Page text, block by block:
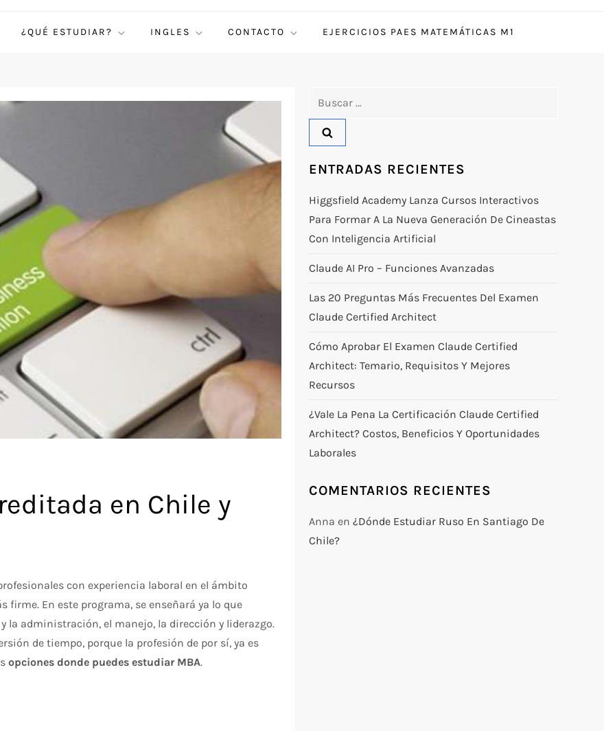
¿QUÉ ESTUDIAR? INGLES CONTACTO EJERCICIOS PAES MATEMÁTICAS M1
en Chile y
con experiencia laboral en el ámbito
firme. En este programa, se enseñará ya lo que
la administración, el manejo, la dirección y liderazgo.
de tiempo, porque la profesión de por sí, ya es
opciones donde puedes estudiar MBA.
ENTRADAS RECIENTES
Higgsfield Academy Lanza Cursos Interactivos
Para Formar A La Nueva Generación De Cineastas
Con Inteligencia Artificial
Claude AI Pro – Funciones Avanzadas
Las 20 Preguntas Más Frecuentes Del Examen
Claude Certified Architect
Cómo Aprobar El Examen Claude Certified
Architect: Temario, Requisitos Y Mejores
Recursos
¿Vale La Pena La Certificación Claude Certified
Architect? Costos, Beneficios Y Oportunidades
Laborales
COMENTARIOS RECIENTES
Anna en ¿Dónde Estudiar Ruso En Santiago De
Chile?